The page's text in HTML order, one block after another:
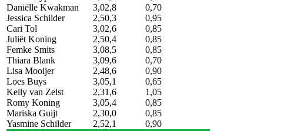
Daniëlle Kwakman
3,02,8
0,70
Jessica Schilder
2,50,3
0,95
Cari Tol
3,02,6
0,85
Juliët Koning
2,50,4
0,85
Femke Smits
3,08,5
0,85
Thiara Blank
3,09,6
0,70
Lisa Mooijer
2,48,6
0,90
Loes Buys
3,05,1
0,65
Kelly van Zelst
2,31,6
1,05
Romy Koning
3,05,4
0,85
Mariska Guijt
2,30,0
0,85
Yasmine Schilder
2,52,1 0,90